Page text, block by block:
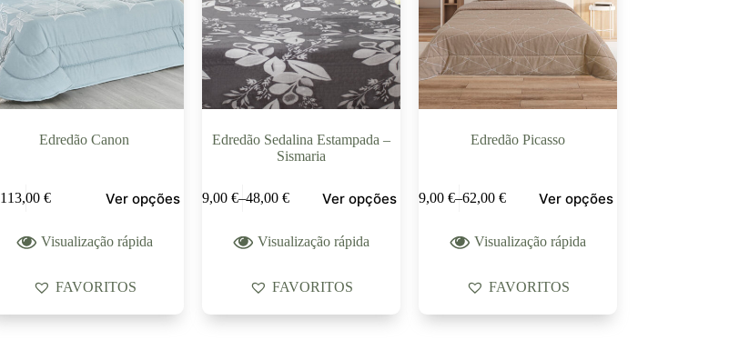
Edredão Canon
113,00€ Ver opções
Visualização rápida
FAVORITOS
Edredão Sedalina Estampada –
Sismaria
39,00€–48,00€ Ver opções
Visualização rápida
FAVORITOS
Edredão Picasso
59,00€–62,00€ Ver opções
Visualização rápida
FAVORITOS